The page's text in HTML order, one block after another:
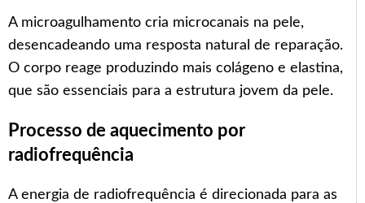
A microagulhamento cria microcanais na pele,
desencadeando uma resposta natural de reparação.
O corpo reage produzindo mais colágeno e elastina,
que são essenciais para a estrutura jovem da pele.
Processo de aquecimento por
radiofrequência
A energia de radiofrequência é direcionada para as